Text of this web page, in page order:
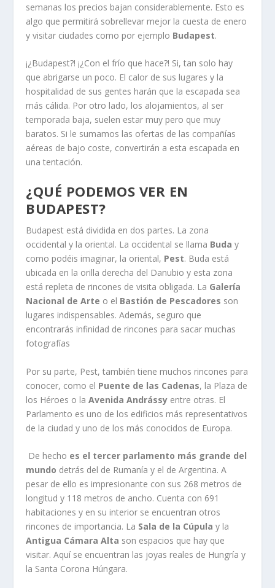
semanas los precios bajan considerablemente. Esto es
algo que permitirá sobrellevar mejor la cuesta de enero
y visitar ciudades como por ejemplo Budapest.
¡¿Budapest?! ¡¿Con el frío que hace?! Si, tan solo hay
que abrigarse un poco. El calor de sus lugares y la
hospitalidad de sus gentes harán que la escapada sea
más cálida. Por otro lado, los alojamientos, al ser
temporada baja, suelen estar muy pero que muy
baratos. Si le sumamos las ofertas de las compañías
aéreas de bajo coste, convertirán a esta escapada en
una tentación.
¿QUÉ PODEMOS VER EN
BUDAPEST?
Budapest está dividida en dos partes. La zona
occidental y la oriental. La occidental se llama Buday
como podéis imaginar, la oriental, Pest. Buda está
ubicada en la orilla derecha del Danubio y esta zona
está repleta de rincones de visita obligada. La Galería
Nacional de Arte o el Bastión de Pescadores son
lugares indispensables. Además, seguro que
encontrarás infinidad de rincones para sacar muchas
fotografías
Por su parte, Pest, también tiene muchos rincones para
conocer, como el Puente de las Cadenas, la Plaza de
los Héroes o laAvenida Andrássy entre otras. El
Parlamento es uno de los edificios más representativos
de la ciudad y uno de los más conocidos de Europa.
De hecho es el tercer parlamento más grande del
mundo detrás del de Rumanía y el de Argentina. A
pesar de ello es impresionante con sus 268 metros de
longitud y 118 metros de ancho. Cuenta con 691
habitaciones y en su interior se encuentran otros
rincones de importancia. La Sala de la Cúpulay la
Antigua Cámara Alta son espacios que hay que
visitar. Aquí se encuentran las joyas reales de Hungría y
la Santa Corona Húngara.